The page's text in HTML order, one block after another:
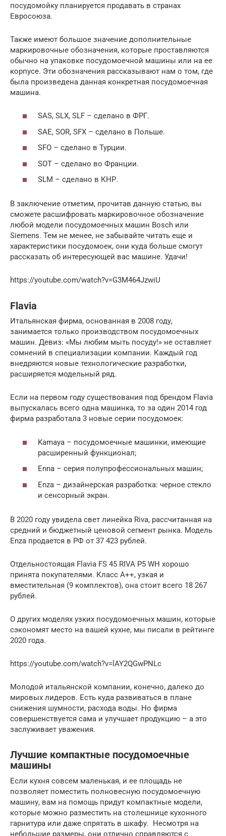
посудомойку планируется продавать в странах
Евросоюза.
Также имеют большое значение дополнительные
маркировочные обозначения, которые проставляются
обычно на упаковке посудомоечной машины или на ее
корпусе. Эти обозначения рассказывают нам о том, где
была произведена данная конкретная посудомоечная
машина.
SAS, SLX, SLF – сделано в ФРГ.
SAE, SOR, SFX – сделано в Польше.
SFO – сделано в Турции.
SOT – сделано во Франции.
SLM – сделано в КНР.
В заключение отметим, прочитав данную статью, вы
сможете расшифровать маркировочное обозначение
любой модели посудомоечных машин Bosch или
Siemens. Тем не менее, не забывайте читать еще и
характеристики посудомоек, они куда больше смогут
рассказать об интересующей вас машине. Удачи!
https://youtube.com/watch?v=G3M464JzwiU
Flavia
Итальянская фирма, основанная в 2008 году,
занимается только производством посудомоечных
машин. Девиз: «Мы любим мыть посуду!» не оставляет
сомнений в специализации компании. Каждый год
внедряются новые технологические разработки,
расширяется модельный ряд.
Если на первом году существования под брендом Flavia
выпускалась всего одна машинка, то за один 2014 год
фирма разработала 3 новые серии посудомоек:
Kamaya – посудомоечные машинки, имеющие
расширенный функционал;
Enna – серия полупрофессиональных машин;
Enza – дизайнерская разработка: черное стекло
и сенсорный экран.
В 2020 году увидела свет линейка Riva, рассчитанная на
средний и бюджетный ценовой сегмент рынка. Модель
Enza продается в РФ от 37 423 рублей.
Отдельностоящая Flavia FS 45 RIVA P5 WH хорошо
принята покупателями. Класс А++, узкая и
вместительная (9 комплектов), она стоит всего 18 267
рублей.
О других моделях узких посудомоечных машин, которые
сэкономят место на вашей кухне, мы писали в рейтинге
2020 года.
https://youtube.com/watch?v=lAY2QGwPNLc
Молодой итальянской компании, конечно, далеко до
мировых лидеров. Есть куда развиваться в плане
снижения шумности, расхода воды. Но фирма
совершенствуется сама и улучшает продукцию – а это
заслуживает уважения.
Лучшие компактные посудомоечные
машины
Если кухня совсем маленькая, и ее площадь не
позволяет поместить полновесную посудомоечную
машину, вам на помощь придут компактные модели,
которые можно разместить на столешнице кухонного
гарнитура или даже спрятать в шкафу. Несмотря на
небольшие размеры, они отлично справляются с